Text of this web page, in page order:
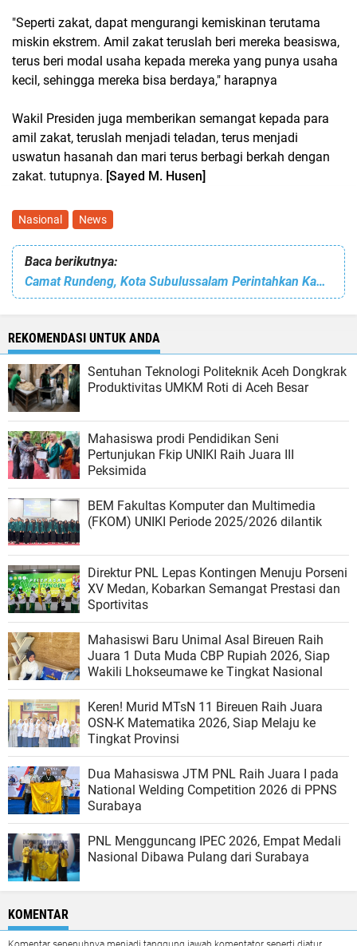
"Seperti zakat, dapat mengurangi kemiskinan terutama
miskin ekstrem. Amil zakat teruslah beri mereka beasiswa,
terus beri modal usaha kepada mereka yang punya usaha
kecil, sehingga mereka bisa berdaya," harapnya
Wakil Presiden juga memberikan semangat kepada para
amil zakat, teruslah menjadi teladan, terus menjadi
uswatun hasanah dan mari terus berbagi berkah dengan
zakat. tutupnya. [Sayed M. Husen]
Nasional News
Baca berikutnya:
Camat Rundeng, Kota Subulussalam Perintahkan Kades Salurkan BLT Secara Sembolis di Kantor Camat
REKOMENDASI UNTUK ANDA
Sentuhan Teknologi Politeknik Aceh Dongkrak
Produktivitas UMKM Roti di Aceh Besar
Mahasiswa prodi Pendidikan Seni
Pertunjukan Fkip UNIKI Raih Juara III
Peksimida
BEM Fakultas Komputer dan Multimedia
(FKOM) UNIKI Periode 2025/2026 dilantik
Direktur PNL Lepas Kontingen Menuju Porseni
XV Medan, Kobarkan Semangat Prestasi dan
Sportivitas
Mahasiswi Baru Unimal Asal Bireuen Raih
Juara 1 Duta Muda CBP Rupiah 2026, Siap
Wakili Lhokseumawe ke Tingkat Nasional
Keren! Murid MTsN 11 Bireuen Raih Juara
OSN-K Matematika 2026, Siap Melaju ke
Tingkat Provinsi
Dua Mahasiswa JTM PNL Raih Juara I pada
National Welding Competition 2026 di PPNS
Surabaya
PNL Mengguncang IPEC 2026, Empat Medali
Nasional Dibawa Pulang dari Surabaya
KOMENTAR